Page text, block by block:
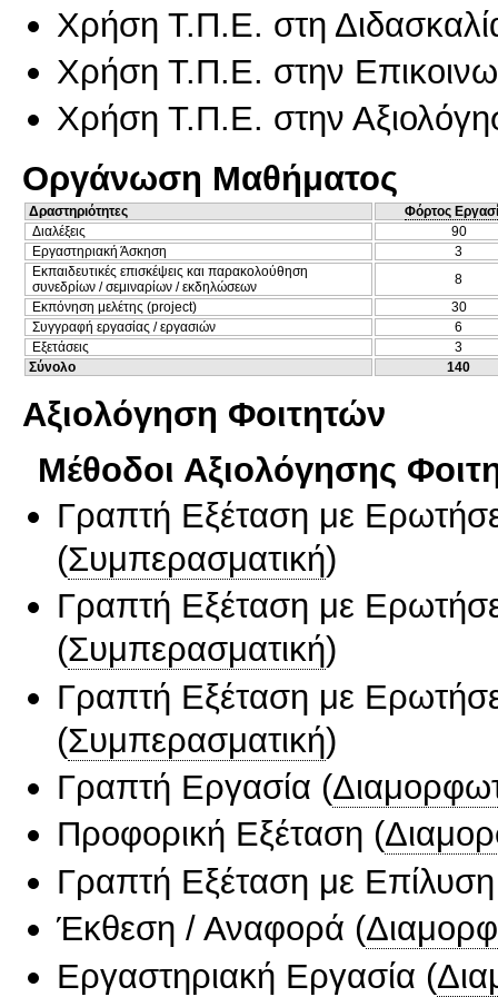
Χρήση Τ.Π.Ε. στη
Χρήση Τ.Π.Ε. στην
Χρήση Τ.Π.Ε. στην
Οργάνωση Μαθήματος
Δραστηριότητες
Φόρτος
Διαλέξεις
90
Εργαστηριακή Άσκηση
3
Εκπαιδευτικές επισκέψεις και παρακολούθηση
συνεδρίων / σεμιναρίων / εκδηλώσεων
8
Εκπόνηση μελέτης (project)
30
Συγγραφή εργασίας / εργασιών
6
Εξετάσεις
3
Σύνολο
140
Αξιολόγηση Φοιτητών
Μέθοδοι Αξιολόγησης
Γραπτή Εξέταση με
(Συμπερασματική)
Γραπτή Εξέταση με
(Συμπερασματική)
Γραπτή Εξέταση με
(Συμπερασματική)
Γραπτή Εργασία (
Προφορική Εξέταση (
Γραπτή Εξέταση με
Έκθεση / Αναφορά (
Εργαστηριακή Εργασία (